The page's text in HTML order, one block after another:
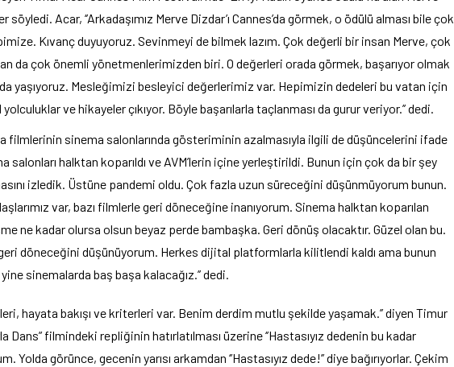
Acar, ‘’Arkadaşımız Merve Dizdar’ı Cannes’da görmek, o ödülü alması bile çok
Kıvanç duyuyoruz. Sevinmeyi de bilmek lazım. Çok değerli bir insan Merve, çok
da çok önemli yönetmenlerimizden biri. O değerleri orada görmek, başarıyor olmak
yaşıyoruz. Mesleğimizi besleyici değerlerimiz var. Hepimizin dedeleri bu vatan için
ve hikayeler çıkıyor. Böyle başarılarla taçlanması da gurur veriyor.’’ dedi.
sinema salonlarında gösteriminin azalmasıyla ilgili de düşüncelerini ifade
salonları halktan koparıldı ve AVM’lerin içine yerleştirildi. Bunun için çok da bir şey
izledik. Üstüne pandemi oldu. Çok fazla uzun süreceğini düşünmüyorum bunun.
var, bazı filmlerle geri döneceğine inanıyorum. Sinema halktan koparılan
ne kadar olursa olsun beyaz perde bambaşka. Geri dönüş olacaktır. Güzel olan bu.
döneceğini düşünüyorum. Herkes dijital platformlarla kilitlendi kaldı ama bunun
sinemalarda baş başa kalacağız.’’ dedi.
hayata bakışı ve kriterleri var. Benim derdim mutlu şekilde yaşamak.’’ diyen Timur
Dans” filmindeki repliğinin hatırlatılması üzerine ‘’Hastasıyız dedenin bu kadar
Yolda görünce, gecenin yarısı arkamdan ‘’Hastasıyız dede!’’ diye bağırıyorlar. Çekim